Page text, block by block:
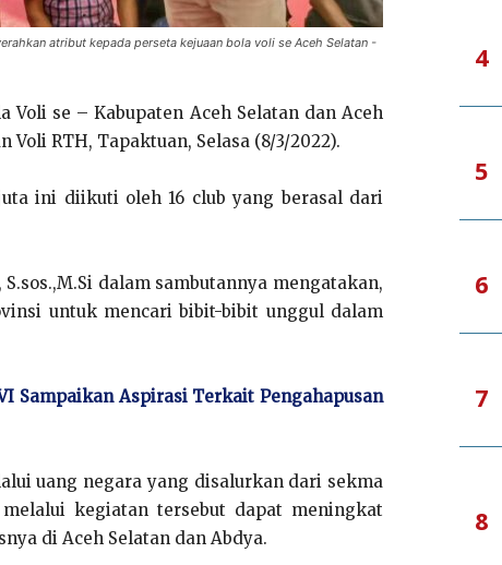
atribut kepada perseta kejuaan bola voli se Aceh Selatan -
Voli se – Kabupaten Aceh Selatan dan Aceh
RTH, Tapaktuan, Selasa (8/3/2022).
ini diikuti oleh 16 club yang berasal dari
dalam sambutannya mengatakan,
untuk mencari bibit-bibit unggul dalam
Sampaikan Aspirasi Terkait Pengahapusan
uang negara yang disalurkan dari sekma
kegiatan tersebut dapat meningkat
di Aceh Selatan dan Abdya.